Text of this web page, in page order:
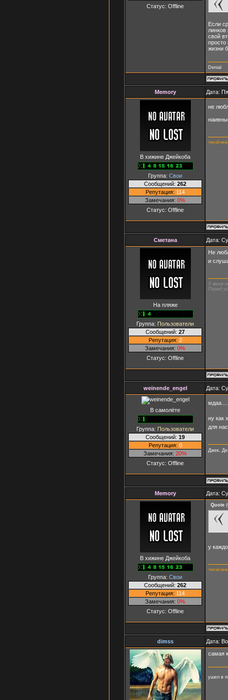
Статус: Offline
Если
свой
просто
жизни
Denial
Memory Дата:
В хижине Джейкоба
Группа: Свои
Сообщений: 262
Репутация: 114
Замечания: 0%
Статус: Offline
не
/читай
Сметана Дата:
На пляже
Группа: Пользователи
Сообщений: 27
Репутация: 2
Замечания: 0%
Статус: Offline
Не
и
У меня
Перед
weinende_engel Дата:
В самолёте
Группа: Пользователи
Сообщений: 19
Репутация: 0
Замечания: 20%
Статус: Offline
ну как
для
Джек,
Memory Дата:
В хижине Джейкоба
Группа: Свои
Сообщений: 262
Репутация: 114
Замечания: 0%
Статус: Offline
Quote (
у
/читай
dimss
Дата:
самая
ушел в